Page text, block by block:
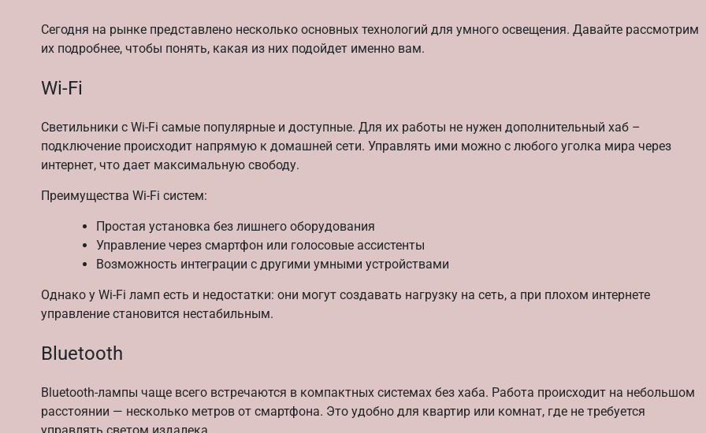
Сегодня на рынке представлено несколько основных технологий для умного освещения. Давайте рассмотрим
их подробнее, чтобы понять, какая из них подойдет именно вам.
Wi-Fi
Светильники с Wi-Fi самые популярные и доступные. Для их работы не нужен дополнительный хаб –
подключение происходит напрямую к домашней сети. Управлять ими можно с любого уголка мира через
интернет, что дает максимальную свободу.
Преимущества Wi-Fi систем:
Простая установка без лишнего оборудования
Управление через смартфон или голосовые ассистенты
Возможность интеграции с другими умными устройствами
Однако у Wi-Fi ламп есть и недостатки: они могут создавать нагрузку на сеть, а при плохом интернете
управление становится нестабильным.
Bluetooth
Bluetooth-лампы чаще всего встречаются в компактных системах без хаба. Работа происходит на небольшом
расстоянии — несколько метров от смартфона. Это удобно для квартир или комнат, где не требуется